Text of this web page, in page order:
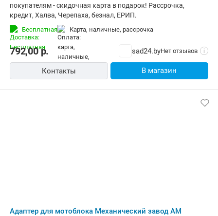
покупателям - скидочная карта в подарок! Рассрочка,
кредит, Халва, Черепаха, безнал, ЕРИП.
Бесплатная карта, наличные, рассрочка
792,00р. sad24.byНет отзывов i
Контакты В магазин
Адаптер для мотоблока Механический завод АМ